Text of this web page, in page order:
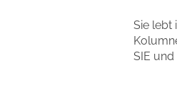
Sie lebt
SIE